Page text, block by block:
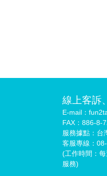
線上客訴
E-mail：
FAX：886-8-
服務據點：台
客服專線：
(工作時間：
服務)